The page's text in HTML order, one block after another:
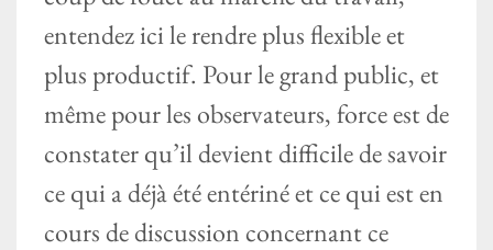
entendez ici le rendre plus flexible et
plus productif. Pour le grand public, et
même pour les observateurs, force est de
constater qu’il devient difficile de savoir
ce qui a déjà été entériné et ce qui est en
cours de discussion concernant ce